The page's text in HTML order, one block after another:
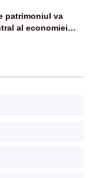
patrimoniul va
al economiei